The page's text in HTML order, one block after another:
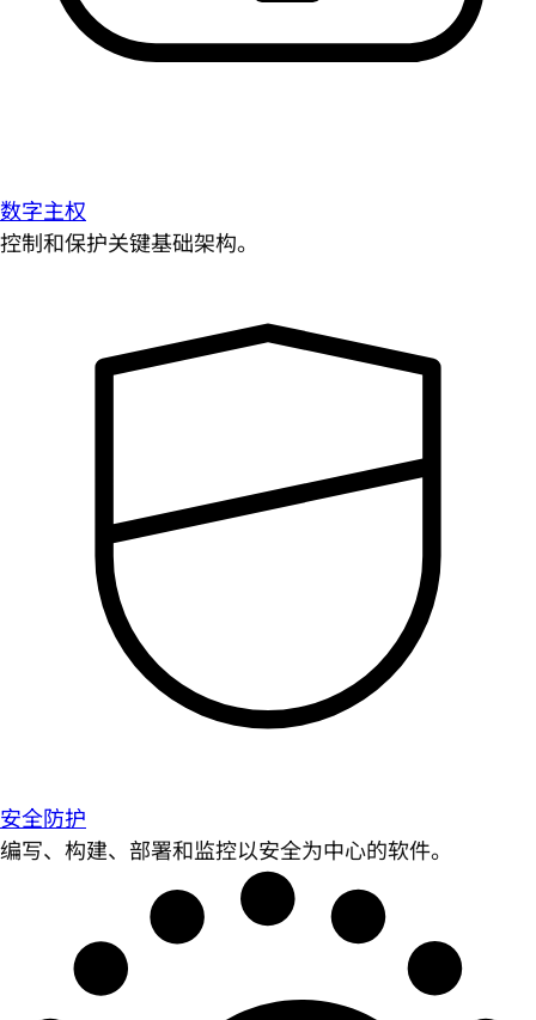
数字主权
控制和保护关键基础架构。
安全防护
编写、构建、部署和监控以安全为中心的软件。